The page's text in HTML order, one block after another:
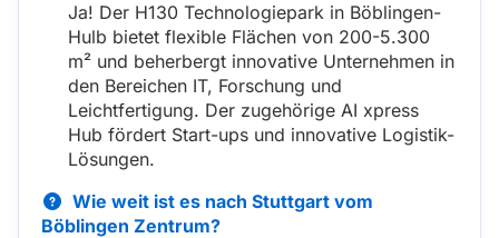
Ja! Der H130 Technologiepark in Böblingen-
Hulb bietet flexible Flächen von 200-5.300
m² und beherbergt innovative Unternehmen in
den Bereichen IT, Forschung und
Leichtfertigung. Der zugehörige AI xpress
Hub fördert Start-ups und innovative Logistik-
Lösungen.
Wie weit ist es nach Stuttgart vom
Böblingen Zentrum?